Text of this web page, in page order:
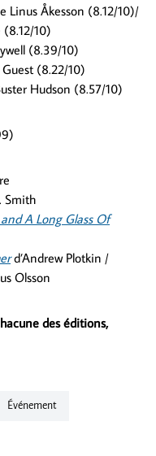
Linus Åkesson (8.12/10)/
(8.12/10)
(8.39/10)
Guest (8.22/10)
Hudson (8.57/10)
Smith
A Long Glass Of
d’Andrew Plotkin /
Olsson
des éditions,
Événement